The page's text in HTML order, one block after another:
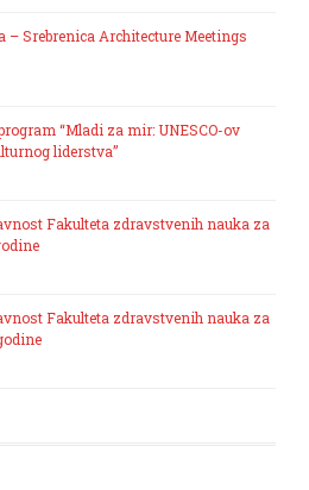
– Srebrenica Architecture Meetings
“Mladi za mir: UNESCO-ov
liderstva”
Fakulteta zdravstvenih nauka za
Fakulteta zdravstvenih nauka za